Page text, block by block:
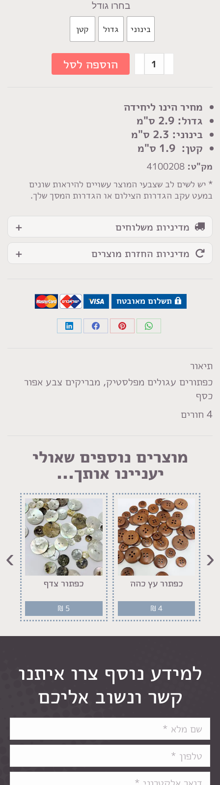
מחיר הינו ליחידה
גדול: 2.9 ס"מ
בינוני: 2.3 ס"מ
קטן: 1.9 ס"מ
מק"ט:
* יש לשים לב שצבעי המוצר עשויים להיראות שונים
במעט עקב הגדרות הצילום או הגדרות המסך שלך.
גודל
בינוני גדול קטן
כמות
של
פלסטיק
כסף
הוספה לסל
מדיניות משלוחים
מדיניות החזרת מוצרים
תשלום מאובטח
Share
Share
Share
Share
תיאור
כפתורים עגולים מפלסטיק, מבריקים צבע אפור
כסף
4 חורים
מוצרים נוספים שאולי
יעניינו אותך...
כפתור עץ כהה
₪ 4
כפתור צדף
₪ 5
‹
›
למידע נוסף צרו איתנו
קשר ונשוב אליכם